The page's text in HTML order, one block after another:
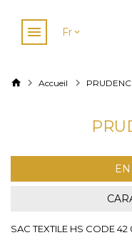
Fr
Accueil
SAC TEXTILE HS CODE 42